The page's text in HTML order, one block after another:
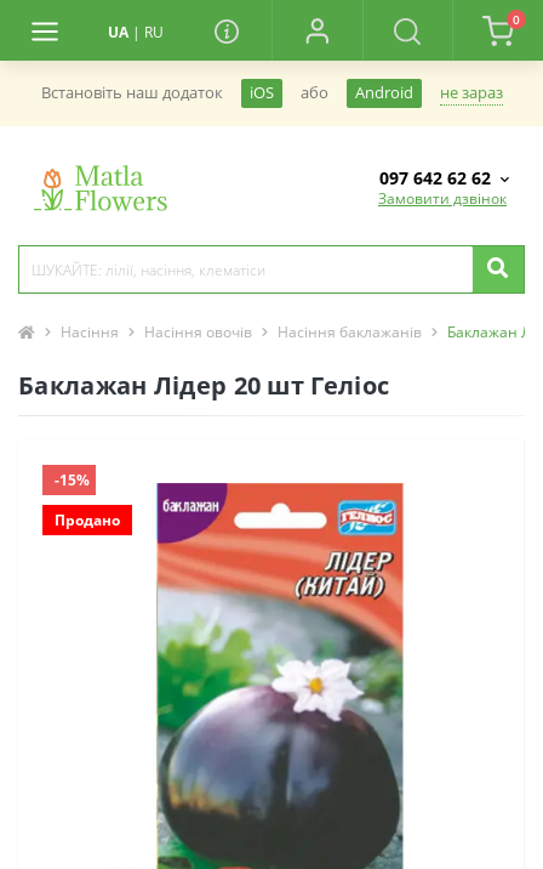
UA | RU
0
Встановiть наш додаток iOS або Android не зараз
097 642 62 62
Замовити дзвінок
Насіння Насіння овочів Насіння баклажанів Баклажан
Баклажан Лідер 20 шт Геліос
-15%
Продано